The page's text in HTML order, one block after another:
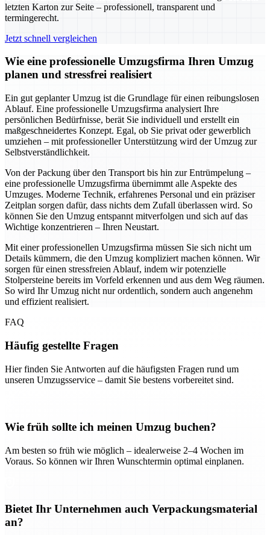
letzten Karton zur Seite – professionell, transparent und
termingerecht.
Jetzt schnell vergleichen
Wie eine professionelle Umzugsfirma Ihren Umzug
planen und stressfrei realisiert
Ein gut geplanter Umzug ist die Grundlage für einen reibungslosen
Ablauf. Eine professionelle Umzugsfirma analysiert Ihre
persönlichen Bedürfnisse, berät Sie individuell und erstellt ein
maßgeschneidertes Konzept. Egal, ob Sie privat oder gewerblich
umziehen – mit professioneller Unterstützung wird der Umzug zur
Selbstverständlichkeit.
Von der Packung über den Transport bis hin zur Entrümpelung –
eine professionelle Umzugsfirma übernimmt alle Aspekte des
Umzuges. Moderne Technik, erfahrenes Personal und ein präziser
Zeitplan sorgen dafür, dass nichts dem Zufall überlassen wird. So
können Sie den Umzug entspannt mitverfolgen und sich auf das
Wichtige konzentrieren – Ihren Neustart.
Mit einer professionellen Umzugsfirma müssen Sie sich nicht um
Details kümmern, die den Umzug kompliziert machen können. Wir
sorgen für einen stressfreien Ablauf, indem wir potenzielle
Stolpersteine bereits im Vorfeld erkennen und aus dem Weg räumen.
So wird Ihr Umzug nicht nur ordentlich, sondern auch angenehm
und effizient realisiert.
FAQ
Häufig gestellte Fragen
Hier finden Sie Antworten auf die häufigsten Fragen rund um
unseren Umzugsservice – damit Sie bestens vorbereitet sind.
Wie früh sollte ich meinen Umzug buchen?
Am besten so früh wie möglich – idealerweise 2–4 Wochen im
Voraus. So können wir Ihren Wunschtermin optimal einplanen.
Bietet Ihr Unternehmen auch Verpackungsmaterial
an?